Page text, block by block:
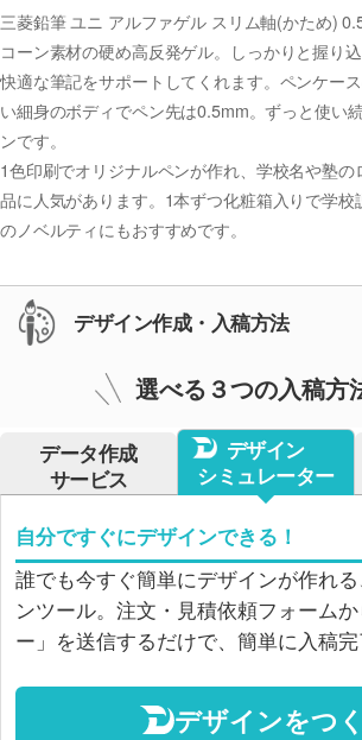
三菱鉛筆 ユニ アルファゲル スリム軸(かため)
コーン素材の硬め高反発ゲル。しっかりと握り込
快適な筆記をサポートしてくれます。ペンケー
い細身のボディでペン先は0.5mm。ずっと使い
ンです。
1色印刷でオリジナルペンが作れ、学校名や塾
品に人気があります。1本ずつ化粧箱入りで学
のノベルティにもおすすめです。
デザイン作成・入稿方法
選べる３つの入稿方
データ作成
サービス
デザイン
シミュレーター
自分ですぐにデザインできる！
誰でも今すぐ簡単にデザインが作れ
ンツール。注文・見積依頼フォーム
ー」を送信するだけで、簡単に入稿完
デザインをつ